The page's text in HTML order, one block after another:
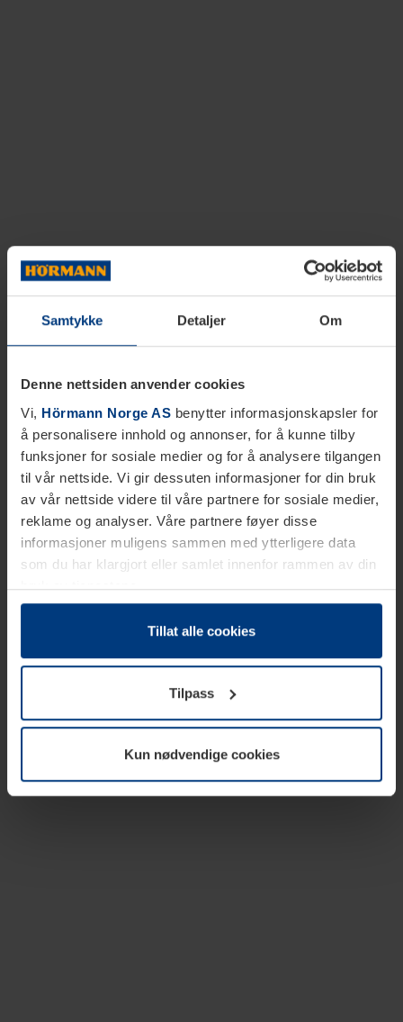
Samtykke Detaljer Om
Denne nettsiden anvender cookies
Vi, Hörmann Norge AS benytter informasjonskapsler for
å personalisere innhold og annonser, for å kunne tilby
funksjoner for sosiale medier og for å analysere tilgangen
til vår nettside. Vi gir dessuten informasjoner for din bruk
av vår nettside videre til våre partnere for sosiale medier,
reklame og analyser. Våre partnere føyer disse
informasjoner muligens sammen med ytterligere data
som du har klargjort eller samlet innenfor rammen av din
bruk av tjenestene.
Etter loven kan vi lagre informasjonskapsler på din
datamaskin, hvis disse er absolutt nødvendig for drift av
trenger vi din tillatelse. Du kan når som helst endre eller
tilbakekalle ditt samtykke i forklaringen av
informasjonskapselen på sidenPersonvernerklæringpå
Tillat alle cookies
Tilpass
Kun nødvendige cookies